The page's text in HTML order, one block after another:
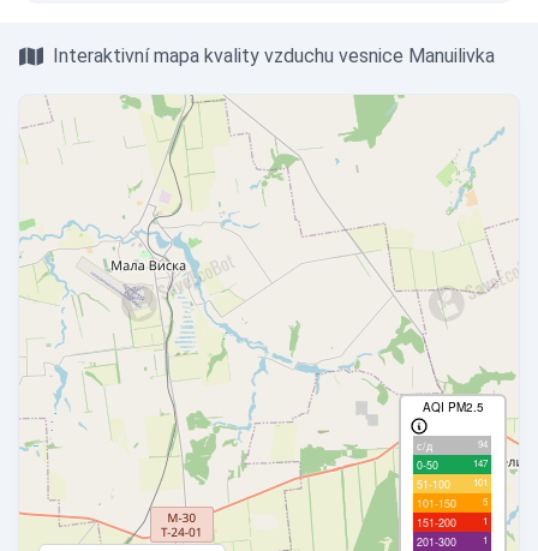
Interaktivní mapa kvality vzduchu vesnice Manuilivka
AQI PM2.5
с/д 94
0-50 147
51-100 101
101-150 5
151-200 1
201-300 1